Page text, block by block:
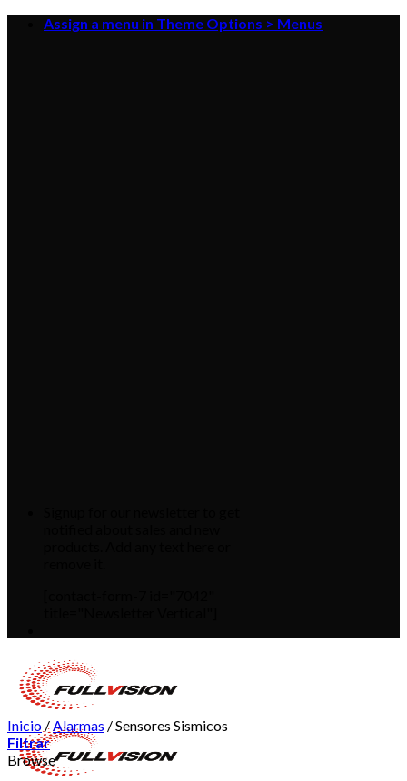
Assign a menu in Theme Options > Menus
Inicio / Alarmas /Sensores Sismicos
Filtrar
Browse